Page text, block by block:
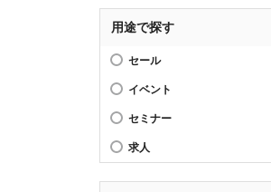
用途で探す
セール
イベント
セミナー
求人